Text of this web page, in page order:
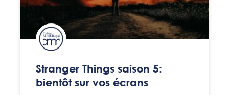
Stranger Things saison 5:
bientôt sur vos écrans